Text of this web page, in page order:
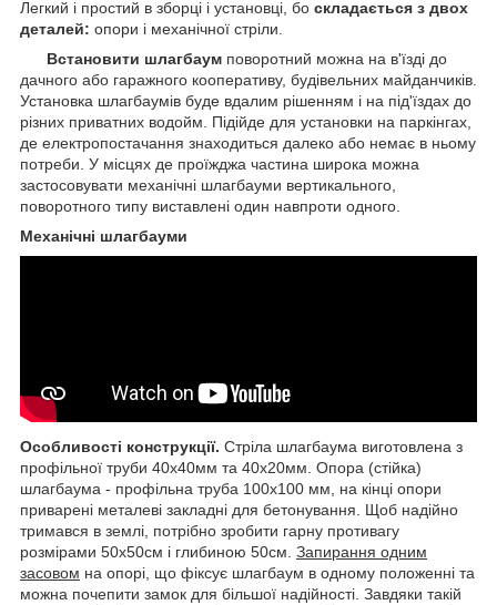
Легкий і простий в зборці і установці, бо складається з двох
деталей: опори і механічної стріли.
Встановити шлагбаум поворотний можна на в'їзді до
дачного або гаражного кооперативу, будівельних майданчиків.
Установка шлагбаумів буде вдалим рішенням і на під'їздах до
різних приватних водойм. Підійде для установки на паркінгах,
де електропостачання знаходиться далеко або немає в ньому
потреби. У місцях де проїжджа частина широка можна
застосовувати механічні шлагбауми вертикального,
поворотного типу виставлені один навпроти одного.
Механічні шлагбауми
Особливості конструкції. Стріла шлагбаума виготовлена з
профільної труби 40х40мм та 40х20мм. Опора (стійка)
шлагбаума - профільна труба 100х100 мм, на кінці опори
приварені металеві закладні для бетонування. Щоб надійно
тримався в землі, потрібно зробити гарну противагу
розмірами 50х50см і глибиною 50см. Запирання одним
засовом на опорі, що фіксує шлагбаум в одному положенні та
можна почепити замок для більшої надійності. Завдяки такій